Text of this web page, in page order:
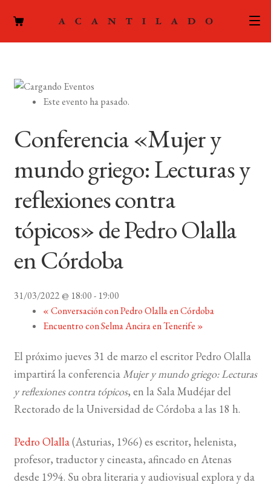
hijo
PODCAST
LA EDITORIAL
FOREIGN RIGHTS
CONTACTO
LISTA DE LIBROS
Este evento ha pasado.
Conferencia «Mujer y
mundo griego: Lecturas y
reflexiones contra
tópicos» de Pedro Olalla
en Córdoba
31/03/2022 @ 18:00- 19:00
«Conversación con Pedro Olalla en Córdoba
Encuentro con Selma Ancira en Tenerife »
El próximo jueves 31 de marzo el escritor Pedro Olalla
impartirá la conferenciaMujer y mundo griego: Lecturas
y reflexiones contra tópicos, en la Sala Mudéjar del
Rectorado de la Universidad de Córdoba a las 18 h.
Pedro Olalla(Asturias, 1966) es escritor, helenista,
profesor, traductor y cineasta, afincado en Atenas
desde 1994. Su obra literaria y audiovisual explora y da